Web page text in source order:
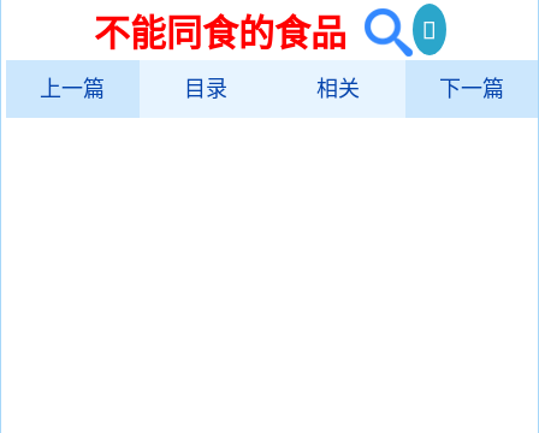
不能同食的食品
上一篇 目录 相关 下一篇